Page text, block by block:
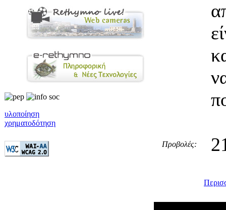
υλοποίηση
χρηματοδότηση
Προβολές: